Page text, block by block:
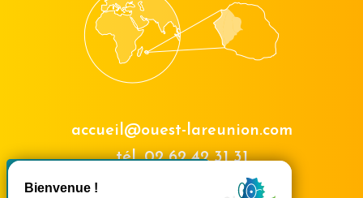
Masquer le
accueil@ouest-lareunion.com
tél.02 62 42 31 31
Nous rencontrer